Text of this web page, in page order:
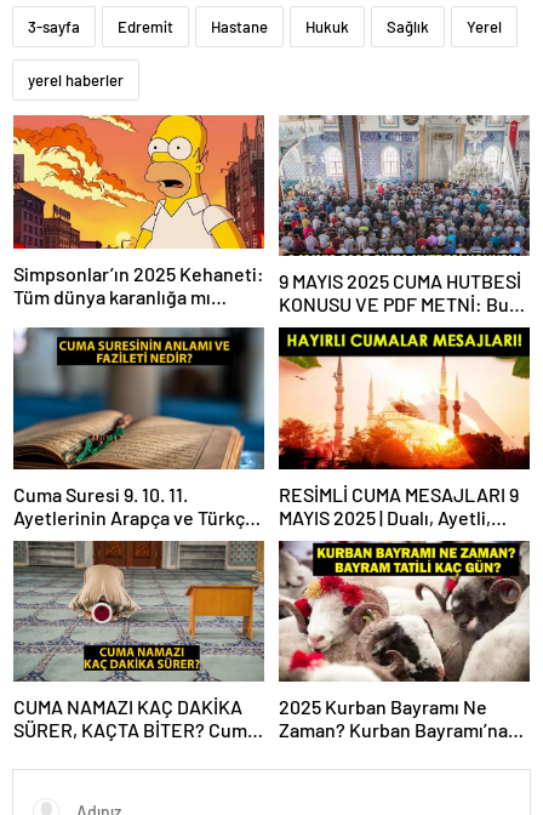
3-sayfa Edremit Hastane Hukuk Sağlık Yerel
yerel haberler
Simpsonlar’ın 2025 Kehaneti:
Tüm dünya karanlığa mı
9 MAYIS 2025 CUMA HUTBESİ
KONUSU VE PDF METNİ: Bu
haftaki Cuma hutbesi konusu
ne?
Cuma Suresi 9. 10. 11.
Ayetlerinin Arapça ve Türkçe
Okunuşu ile Meali: Cuma
Suresinin Anlamı ve Fazileti
Nedir?
RESİMLİ CUMA MESAJLARI 9
MAYIS 2025 | Dualı, Ayetli,
Hadisli, Yazılı, En Yeni Cuma
Mesajları ve Sözleri!
CUMA NAMAZI KAÇ DAKİKA
SÜRER, KAÇTA BİTER? Cuma
Namazı Süresi Diyanet!
2025 Kurban Bayramı Ne
Zaman? Kurban Bayramı’na
Kaç Gün? 2025 Dini Günler